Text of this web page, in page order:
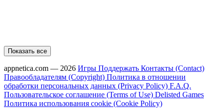
Показать все
appnetica.com — 2026 Игры Поддержать Контакты (Contact)
Правообладателям (Copyright) Политика в отношении
обработки персональных данных (Privacy Policy) F.A.Q.
Пользовательское соглашение (Terms of Use) Delisted Games
Политика использования cookie (Cookie Policy)